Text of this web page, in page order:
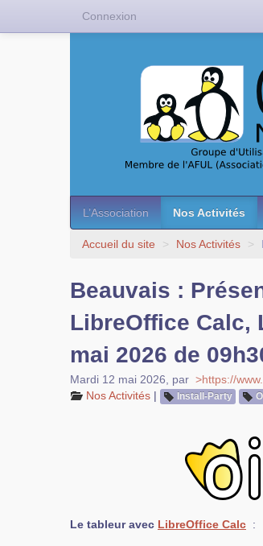
L’Association Nos Activités
Accueil du site > Nos Activités >
Beauvais :
LibreOffice Calc,
mai 2026 de
Mardi 12 mai 2026 par >https://
Nos Activités | Install-Party
Le tableur avec LibreOffice Calc :
Connexion